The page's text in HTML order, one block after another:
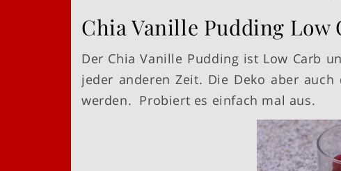
Chia Vanille Pudding Low
Der Chia Vanille Pudding ist Low Carb
jeder anderen Zeit. Die Deko aber
werden. Probiert es einfach mal aus.